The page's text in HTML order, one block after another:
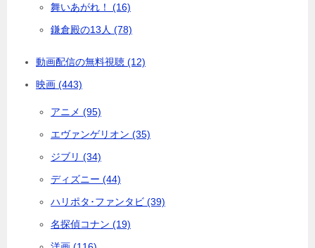
舞いあがれ！ (16)
鎌倉殿の13人 (78)
動画配信の無料視聴 (12)
映画 (443)
アニメ (95)
エヴァンゲリオン (35)
ジブリ (34)
ディズニー (44)
ハリポタ･ファンタビ (39)
名探偵コナン (19)